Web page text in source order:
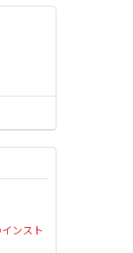
ンスト